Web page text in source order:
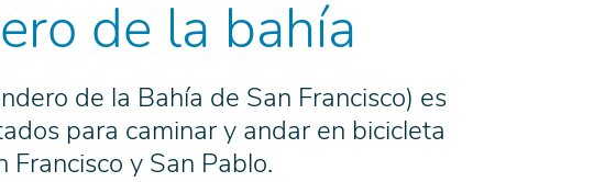
de la bahía
de la Bahía de San Francisco) es
para caminar y andar en bicicleta
y San Pablo.